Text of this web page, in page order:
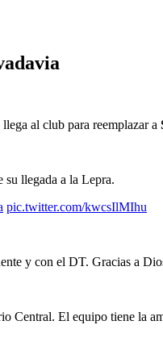
llega al club para reemplazar a
su llegada a la Lepra.
pic.twitter.com/kwcsIlMIhu
y con el DT. Gracias a
Central. El equipo tiene la